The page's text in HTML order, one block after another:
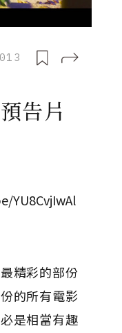
告片
精彩的部份
的所有電影
是相當有趣